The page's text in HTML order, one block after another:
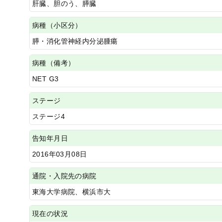
肝臓、胆のう、膵臓
病種（小区分）
膵・消化管神経内分泌腫瘍
病種（備考）
NET G3
ステージ
ステージ4
告知年月日
2016年03月08日
通院・入院先の病院
東海大学病院、横浜市大
現在の状況